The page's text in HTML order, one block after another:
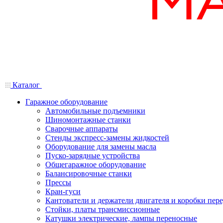
Каталог
Гаражное оборудование
Автомобильные подъемники
Шиномонтажные станки
Сварочные аппараты
Стенды экспресс-замены жидкостей
Оборудование для замены масла
Пуско-зарядные устройства
Общегаражное оборудование
Балансировочные станки
Прессы
Кран-гуси
Кантователи и держатели двигателя и коробки
Стойки, платы трансмиссионные
Катушки электрические, лампы переносные